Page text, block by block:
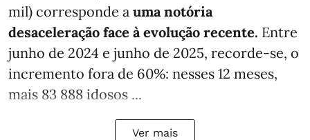
mil) corresponde a uma notória
desaceleração face à evolução recente. Entre
junho de 2024 e junho de 2025, recorde-se, o
incremento fora de 60%: nesses 12 meses,
mais 83 888 idosos ...
Ver mais